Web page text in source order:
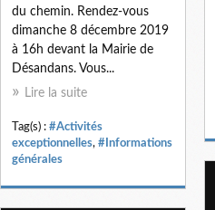
du chemin. Rendez-vous
dimanche 8 décembre 2019
à 16h devant la Mairie de
Désandans. Vous...
Lire la suite
Tag(s) : #Activités
exceptionnelles, #Informations
générales